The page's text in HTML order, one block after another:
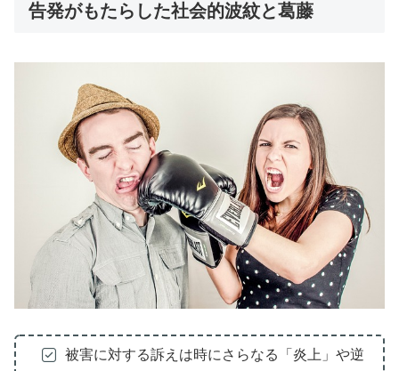
告発がもたらした社会的波紋と葛藤
被害に対する訴えは時にさらなる「炎上」や逆